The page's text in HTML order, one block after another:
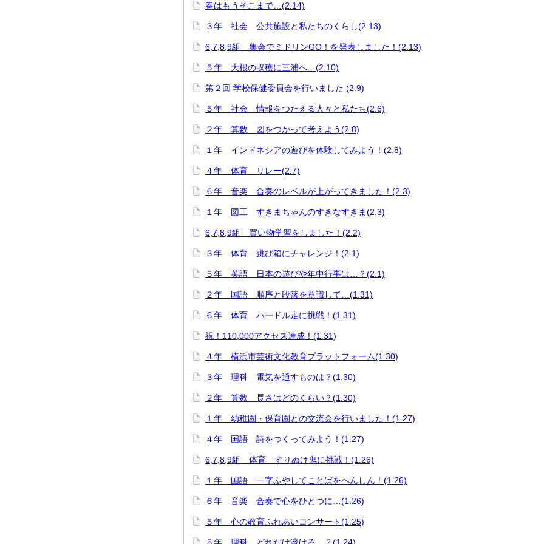
春はもうそこまで…(2.14)
３年 社会 公共施設と私たちのくらし(2.13)
6,7,8,9組 集会でミドリンGO！を発表しました！(2.13)
５年 大根の収穫に三浦へ…(2.10)
第２回 学校保健委員会を行いました (2.9)
５年 社会 情報をつたえる人々と私たち(2.6)
２年 算数 図をつかって考えよう(2.8)
１年 インドネシアの遊びを体験してみよう！(2.8)
４年 体育 リレー(2.7)
６年 音楽 合奏のレベルが上がってきました！(2.3)
１年 図工 すきまちゃんのすきなすきま(2.3)
6,7,8,9組 買い物学習をしました！(2.2)
３年 体育 跳び箱にチャレンジ！(2.1)
５年 英語 日本の遊びや年中行事は…？(2.1)
２年 国語 順序と段落を意識して…(1.31)
６年 体育 ハードル走に挑戦！(1.31)
祝！110,000アクセス達成！(1.31)
４年 横浜市芸術文化教育プラットフォーム(1.30)
３年 理科 電気を通すものは？(1.30)
２年 算数 長さはどのくらい？(1.30)
１年 幼稚園・保育園との交流会を行いました！(1.27)
４年 国語 詩をつくってみよう！(1.27)
6,7,8,9組 体育 すりぬけ鬼に挑戦！(1.26)
１年 国語 一字ふやしてことばをへんしん！(1.26)
６年 音楽 合奏で心をひとつに…(1.26)
５年 心の教育ふれあいコンサート(1.25)